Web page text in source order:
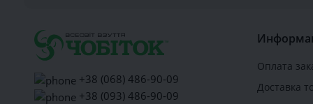
+38 (068) 486-90-09
+38 (093) 486-90-09
Оплата
Доставка